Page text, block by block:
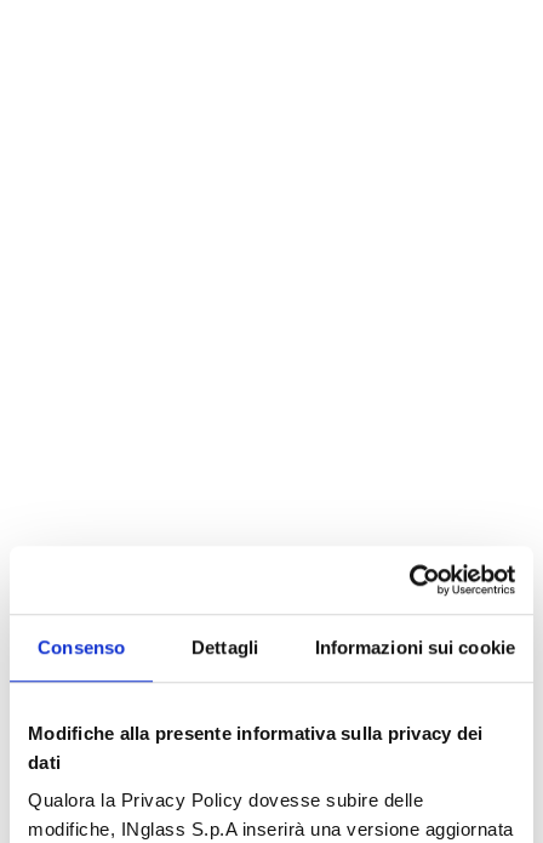
Consenso Dettagli Informazioni sui cookie
Modifiche alla presente informativa sulla privacy dei
dati
Qualora la Privacy Policy dovesse subire delle
modifiche, INglass S.p.A inserirà una versione aggiornata